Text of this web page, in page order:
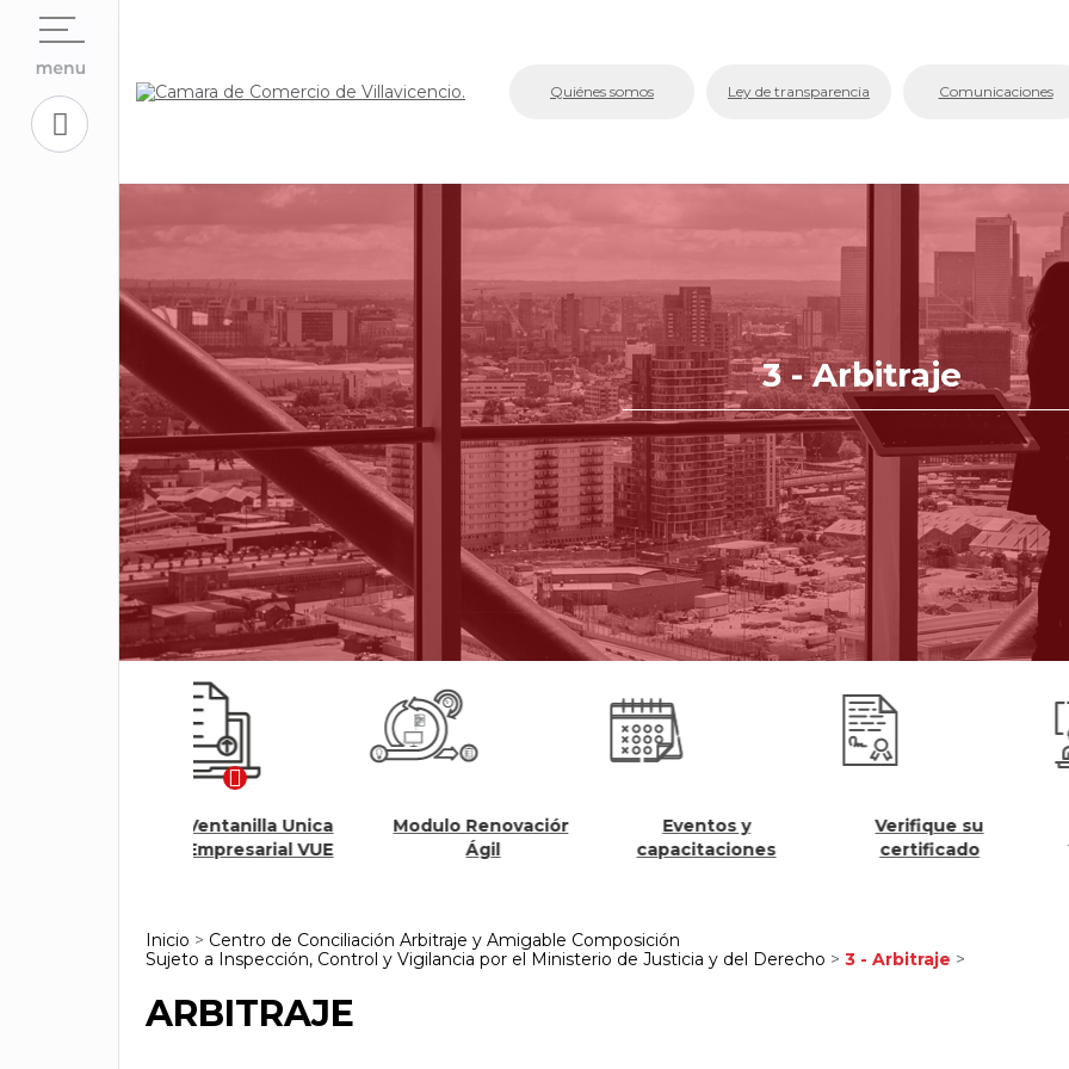
Open submenu (Competitividad y Proyectos)
Trabaje con Nosotros
Open submenu (Aplicativos Corporativos.)
Aplicativos Corporativos.
Modulo Renovación
Ágil
Eventos y
capacitaciones
Verifique su
certificado
Registros
Inicio > Centro de Conciliación Arbitraje y Amigable Composición
Sujeto a Inspección, Control y Vigilancia por el Ministerio de Justicia y del Derecho > 3 - Arbitraje >
3 - Arbitraje
ARBITRAJE
Quiénes somos Ley de transparencia Comunicaciones